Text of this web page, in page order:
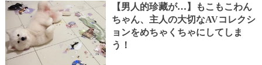
【男人的珍藏が…】もこもこわん
ちゃん、主人の大切なAVコレクシ
ョンをめちゃくちゃにしてしま
う！